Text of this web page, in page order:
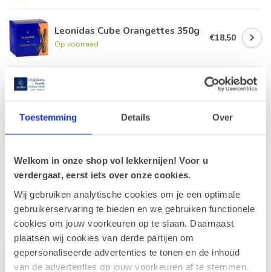
Toestemming Details Over
Welkom in onze shop vol lekkernijen! Voor u
verdergaat, eerst iets over onze cookies.
Wij gebruiken analytische cookies om je een optimale
gebruikerservaring te bieden en we gebruiken functionele
cookies om jouw voorkeuren op te slaan. Daarnaast
plaatsen wij cookies van derde partijen om
gepersonaliseerde advertenties te tonen en de inhoud
van de advertenties op jouw voorkeuren af te stemmen.
Leonidas Cube Orangettes 350g
Op voorraad
€18,50
€22,90
Op voorraad
Recent bekeken
-10%